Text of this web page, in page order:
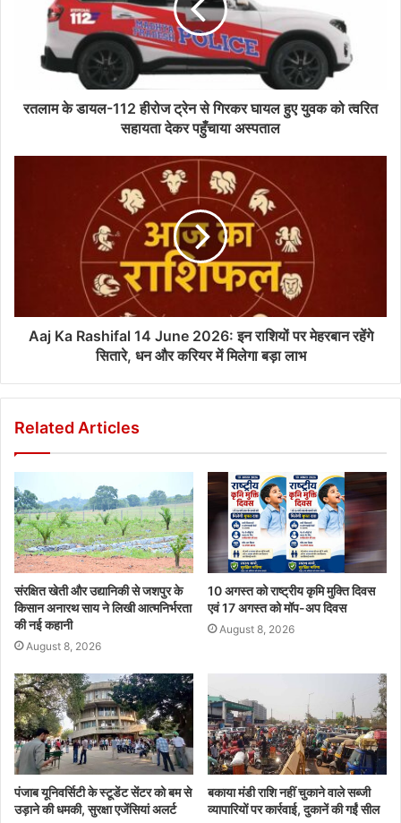
रतलाम के डायल-112 हीरोज ट्रेन से गिरकर घायल हुए युवक को त्वरित
सहायता देकर पहुँचाया अस्पताल
Aaj Ka Rashifal 14 June 2026: इन राशियों पर मेहरबान रहेंगे
सितारे, धन और करियर में मिलेगा बड़ा लाभ
Related Articles
संरक्षित खेती और उद्यानिकी से जशपुर के
किसान अनारथ साय ने लिखी आत्मनिर्भरता
की नई कहानी
August 8, 2026
10 अगस्त को राष्ट्रीय कृमि मुक्ति दिवस
एवं 17 अगस्त को मॉप-अप दिवस
August 8, 2026
पंजाब यूनिवर्सिटी के स्टूडेंट सेंटर को बम से
उड़ाने की धमकी, सुरक्षा एजेंसियां अलर्ट
बकाया मंडी राशि नहीं चुकाने वाले सब्जी
व्यापारियों पर कार्रवाई, दुकानें की गईं सील